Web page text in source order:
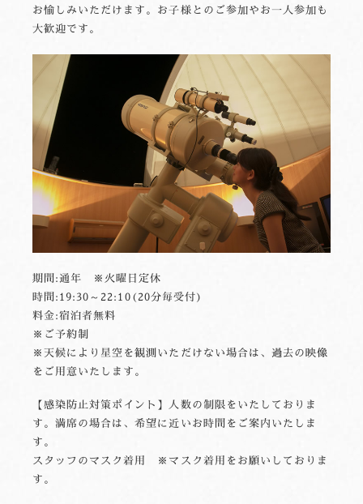
お愉しみいただけます。お子様とのご参加やお一人参加も
大歓迎です。
期間:通年 ※火曜日定休
時間:19:30～22:10(20分毎受付)
料金:宿泊者無料
※ご予約制
※天候により星空を観測いただけない場合は、過去の映像
をご用意いたします。
【感染防止対策ポイント】人数の制限をいたしておりま
す。満席の場合は、希望に近いお時間をご案内いたしま
す。
スタッフのマスク着用 ※マスク着用をお願いしておりま
す。